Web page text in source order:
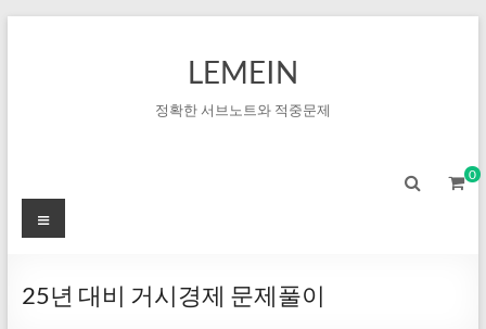
LEMEIN
정확한 서브노트와 적중문제
0
25년 대비 거시경제 문제풀이